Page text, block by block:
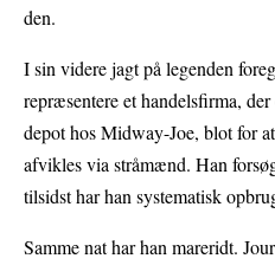
den.
I sin videre jagt på legenden
repræsentere et handelsfirma,
depot hos Midway-Joe, blot for
afvikles via stråmænd. Han
tilsidst har han systematisk
Samme nat har han mareridt.